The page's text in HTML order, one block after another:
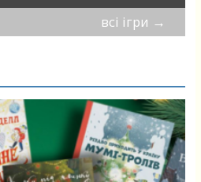
всі ігри →